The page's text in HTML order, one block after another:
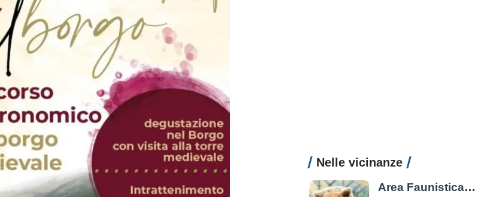
Nelle vicinanze
Area Faunistica dell’Orso a Campoli Appennino